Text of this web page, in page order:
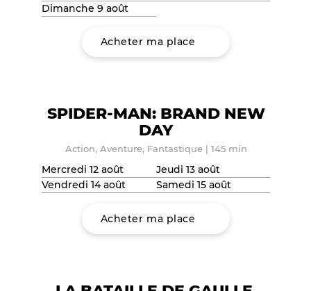
Dimanche 9 août
Acheter ma place
SPIDER-MAN: BRAND NEW
DAY
Action, Aventure, Fantastique| 145 min
Mercredi 12 août
Jeudi 13 août
Vendredi 14 août
Samedi 15 août
Acheter ma place